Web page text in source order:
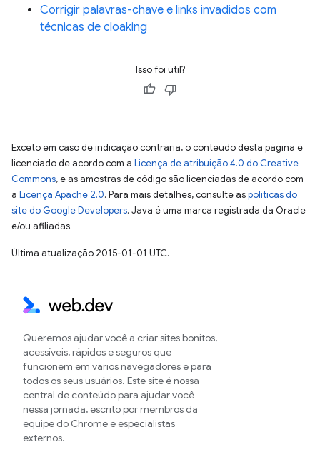
Corrigir palavras-chave e links invadidos com
técnicas de cloaking
Isso foi útil?
Exceto em caso de indicação contrária, o conteúdo desta página é
licenciado de acordo com a Licença de atribuição 4.0 do Creative
Commons, e as amostras de código são licenciadas de acordo com
a Licença Apache 2.0. Para mais detalhes, consulte aspolíticas do
site do Google Developers. Java é uma marca registrada da Oracle
e/ou afiliadas.
Última atualização 2015-01-01 UTC.
Queremos ajudar você a criar sites bonitos,
acessíveis, rápidos e seguros que
funcionem em vários navegadores e para
todos os seus usuários. Este site é nossa
central de conteúdo para ajudar você
nessa jornada, escrito por membros da
equipe do Chrome e especialistas
externos.